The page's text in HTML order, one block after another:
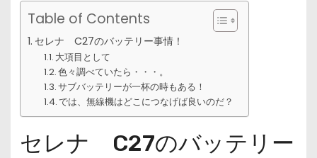
Table of Contents
セレナ C27のバッテリー事情！
大項目として
色々調べていたら・・・。
サブバッテリーが一杯の時もある！
では、無線機はどこにつなげば良いのだ？
セレナ C27のバッテリー